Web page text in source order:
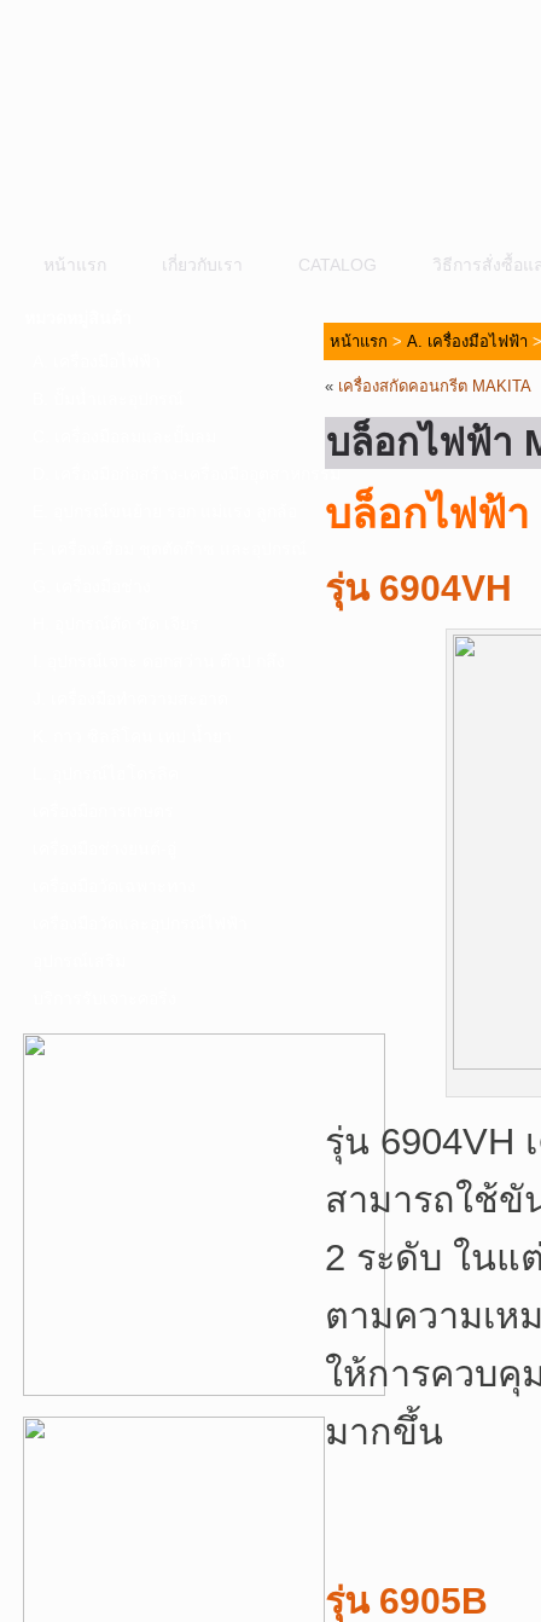
หน้าแรก เกี่ยวกับเรา CATALOG วิธีการสั่งซื้อแ
D. เครื่องมือก่อสร้าง-เครื่องมืออุตสาหกรรม
หน้าแรก > A. เครื่องมือไฟฟ้า
« เครื่องสกัดคอนกรีต MAKITA
บล็อกไฟฟ้า
บล็อกไฟฟ้า
รุ่น 6904VH
รุ่น 6904VH
สามารถใช้ขั
2 ระดับ ในแ
ตามความเห
ให้การควบคุ
มากขึ้น
รุ่น 6905B